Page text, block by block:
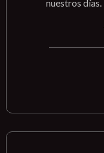
nuestros días.